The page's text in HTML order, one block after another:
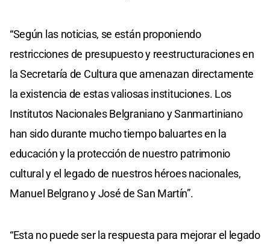
“Según las noticias, se están proponiendo
restricciones de presupuesto y reestructuraciones en
la Secretaría de Cultura que amenazan directamente
la existencia de estas valiosas instituciones. Los
Institutos Nacionales Belgraniano y Sanmartiniano
han sido durante mucho tiempo baluartes en la
educación y la protección de nuestro patrimonio
cultural y el legado de nuestros héroes nacionales,
Manuel Belgrano y José de San Martín”.
“Esta no puede ser la respuesta para mejorar el legado